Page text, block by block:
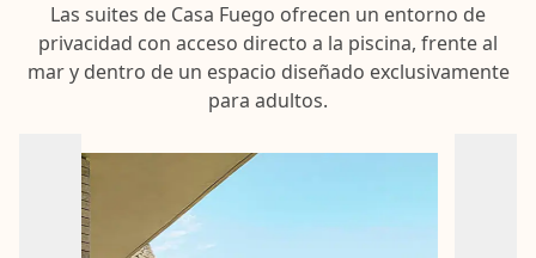
Las suites de Casa Fuego ofrecen un entorno de
privacidad con acceso directo a la piscina, frente al
mar y dentro de un espacio diseñado exclusivamente
para adultos.